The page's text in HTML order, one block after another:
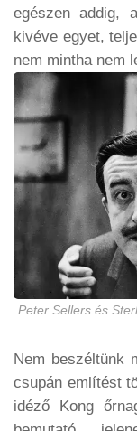
egészen addig,
kivéve egyet,
nem mintha nem
Peter Sellers és
Nem beszéltünk
csupán említést
idéző Kong